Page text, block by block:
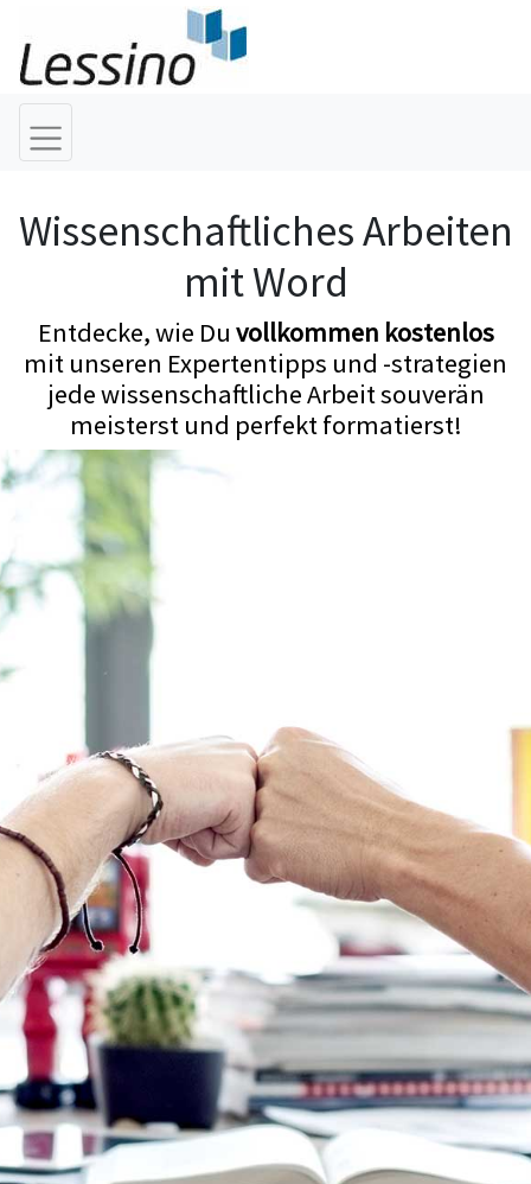
Wissenschaftliches Arbeiten
mit Word
Entdecke, wie Du vollkommen kostenlos
mit unseren Expertentipps und -strategien
jede wissenschaftliche Arbeit souverän
meisterst und perfekt formatierst!